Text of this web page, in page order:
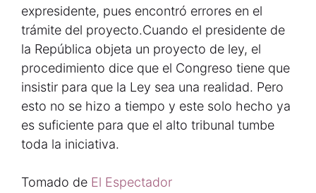
expresidente, pues encontró errores en el
trámite del proyecto.Cuando el presidente de
la República objeta un proyecto de ley, el
procedimiento dice que el Congreso tiene que
insistir para que la Ley sea una realidad. Pero
esto no se hizo a tiempo y este solo hecho ya
es suficiente para que el alto tribunal tumbe
toda la iniciativa.
Tomado de El Espectador